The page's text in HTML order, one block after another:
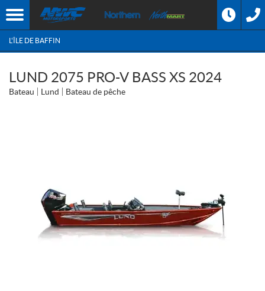
L'ÎLE DE BAFFIN
LUND 2075 PRO-V BASS XS 2024
Bateau Lund Bateau de pêche